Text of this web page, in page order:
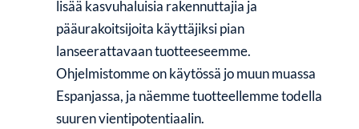
lisää kasvuhaluisia rakennuttajia ja
pääurakoitsijoita käyttäjiksi pian
lanseerattavaan tuotteeseemme.
Ohjelmistomme on käytössä jo muun muassa
Espanjassa, ja näemme tuotteellemme todella
suuren vientipotentiaalin.